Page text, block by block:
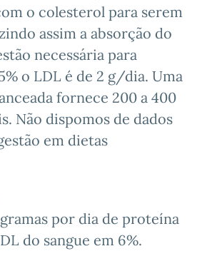
o colesterol para serem
assim a absorção do
necessária para
o LDL é de 2 g/dia. Uma
fornece 200 a 400
Não dispomos de dados
em dietas
por dia de proteína
do sangue em 6%.